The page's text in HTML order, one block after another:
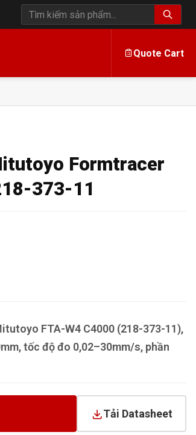
Tìm kiếm sản phẩm
Quote Cart
Formtracer
373-11
FTA-W4 C4000 (218-373-11),
tốc độ đo 0,02–30mm/s, phần
Tải Datasheet